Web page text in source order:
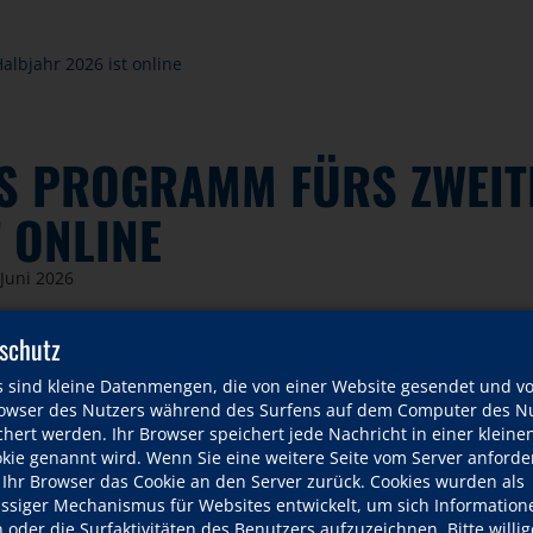
sind kleine Datenmengen, die von einer Website gesendet und
des Nutzers während des Surfens auf dem Computer des
werden. Ihr Browser speichert jede Nachricht in einer
genannt wird. Wenn Sie eine weitere Seite vom Server
Browser das Cookie an den Server zurück. Cookies wurden als
Mechanismus für Websites entwickelt, um sich
2026 ist online
PROGRAMM FÜRS
2026
Halbjahr 2026 beginnt am Montag, 31. August 2026.
bieten wir vom 20. Juli bis 14. Augustzusätzliche
wir für Fragen auch per E-Mail oder telefonisch zur
uns auf Sie!
der VHS Bonn